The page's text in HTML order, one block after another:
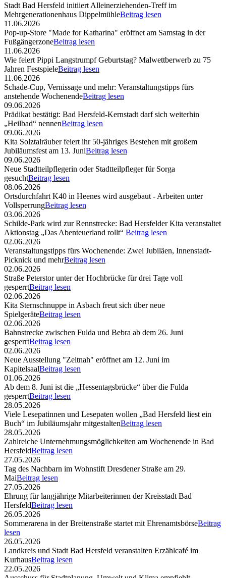
Stadt Bad Hersfeld initiiert Alleinerziehenden-Treff im
Mehrgenerationenhaus DippelmühleBeitrag lesen
11.06.2026
Pop-up-Store "Made for Katharina" eröffnet am Samstag in der
FußgängerzoneBeitrag lesen
11.06.2026
Wie feiert Pippi Langstrumpf Geburtstag? Malwettberwerb zu 75
Jahren FestspieleBeitrag lesen
11.06.2026
Schade-Cup, Vernissage und mehr: Veranstaltungstipps fürs
anstehende WochenendeBeitrag lesen
09.06.2026
Prädikat bestätigt: Bad Hersfeld-Kernstadt darf sich weiterhin
„Heilbad“ nennenBeitrag lesen
09.06.2026
Kita Solztalräuber feiert ihr 50-jähriges Bestehen mit großem
Jubiläumsfest am 13. JuniBeitrag lesen
09.06.2026
Neue Stadtteilpflegerin oder Stadtteilpfleger für Sorga
gesuchtBeitrag lesen
08.06.2026
Ortsdurchfahrt K40 in Heenes wird ausgebaut - Arbeiten unter
VollsperrungBeitrag lesen
03.06.2026
Schilde-Park wird zur Rennstrecke: Bad Hersfelder Kita veranstaltet
Aktionstag „Das Abenteuerland rollt“ Beitrag lesen
02.06.2026
Veranstaltungstipps fürs Wochenende: Zwei Jubiläen, Innenstadt-
Picknick und mehrBeitrag lesen
02.06.2026
Straße Peterstor unter der Hochbrücke für drei Tage voll
gesperrtBeitrag lesen
02.06.2026
Kita Sternschnuppe in Asbach freut sich über neue
SpielgeräteBeitrag lesen
02.06.2026
Bahnstrecke zwischen Fulda und Bebra ab dem 26. Juni
gesperrtBeitrag lesen
02.06.2026
Neue Ausstellung "Zeitnah" eröffnet am 12. Juni im
KapitelsaalBeitrag lesen
01.06.2026
Ab dem 8. Juni ist die „Hessentagsbrücke“ über die Fulda
gesperrtBeitrag lesen
28.05.2026
Viele Lesepatinnen und Lesepaten wollen „Bad Hersfeld liest ein
Buch“ im Jubiläumsjahr mitgestaltenBeitrag lesen
28.05.2026
Zahlreiche Unternehmungsmöglichkeiten am Wochenende in Bad
HersfeldBeitrag lesen
27.05.2026
Tag des Nachbarn im Wohnstift Dresdener Straße am 29.
MaiBeitrag lesen
27.05.2026
Ehrung für langjährige Mitarbeiterinnen der Kreisstadt Bad
HersfeldBeitrag lesen
26.05.2026
Sommerarena in der Breitenstraße startet mit EhrenamtsbörseBeitrag
lesen
26.05.2026
Landkreis und Stadt Bad Hersfeld veranstalten Erzählcafé im
KurhausBeitrag lesen
22.05.2026